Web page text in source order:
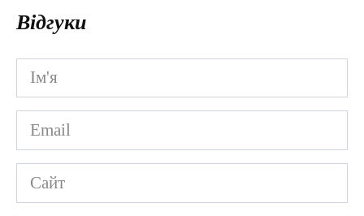
Відгуки
Ім'я
*
Email
*
Сайт